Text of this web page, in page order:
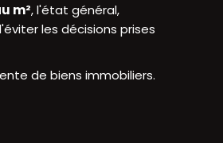
m², l'état général,
les décisions prises
de biens immobiliers.